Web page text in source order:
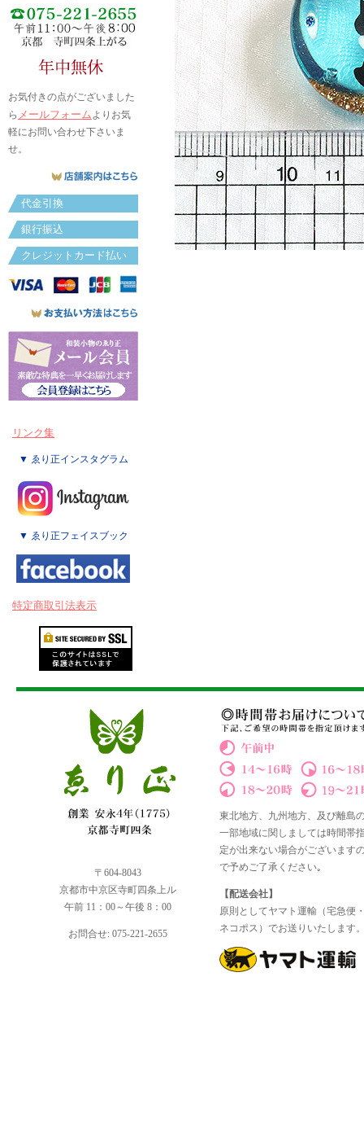
お気付きの点がございました
ら メールフォームよりお気
軽にお問い合わせ下さいま
せ。
代金引換
銀行振込
クレジットカード払い
リンク集
▼ ゑり正インスタグラム
▼ ゑり正フェイスブック
特定商取引法表示
〒604-8043
京都市中京区寺町四条上ル
午前 11：00～午後 8：00
お問合せ: 075-221-2655
東北地方、九州地方、及び離島
一部地域に関しましては時間帯
定が出来ない場合がございます
で予めご了承ください｡
【配送会社】
原則としてヤマト運輸（宅急便
ネコポス）でお送りいたします